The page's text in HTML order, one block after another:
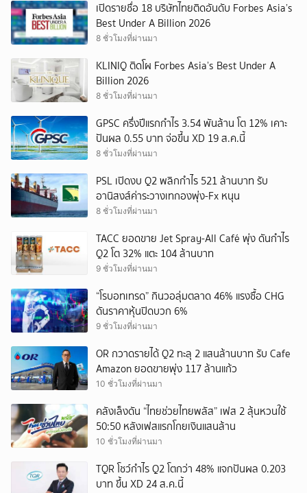
เปิดรายชื่อ 18 บริษัทไทยติดอันดับ Forbes Asia’s
Best Under A Billion 2026
8 ชั่วโมงที่ผ่านมา
KLINIQ ติดโผ Forbes Asia’s Best Under A
Billion 2026
8 ชั่วโมงที่ผ่านมา
GPSC ครึ่งปีแรกกำไร 3.54 พันล้าน โต 12% เคาะ
ปันผล 0.55 บาท จ่อขึ้น XD 19 ส.ค.นี้
8 ชั่วโมงที่ผ่านมา
PSL เปิดงบ Q2 พลิกกำไร 521 ล้านบาท รับ
อานิสงส์ค่าระวางเทกองพุ่ง-Fx หนุน
8 ชั่วโมงที่ผ่านมา
TACC ยอดขาย Jet Spray-All Café พุ่ง ดันกำไร
Q2 โต 32% แตะ 104 ล้านบาท
9 ชั่วโมงที่ผ่านมา
“โรบอทเทรด” กินวอลุ่มตลาด 46% แรงซื้อ CHG
ดันราคาหุ้นปิดบวก 6%
9 ชั่วโมงที่ผ่านมา
OR กวาดรายได้ Q2 ทะลุ 2 แสนล้านบาท รับ Cafe
Amazon ยอดขายพุ่ง 117 ล้านแก้ว
10 ชั่วโมงที่ผ่านมา
คลังเล็งดัน “ไทยช่วยไทยพลัส” เฟส 2 ลุ้นหวนใช้
50:50 หลังเฟสแรกโกยเงินแสนล้าน
10 ชั่วโมงที่ผ่านมา
TQR โชว์กำไร Q2 โตกว่า 48% แจกปันผล 0.203
บาท ขึ้น XD 24 ส.ค.นี้